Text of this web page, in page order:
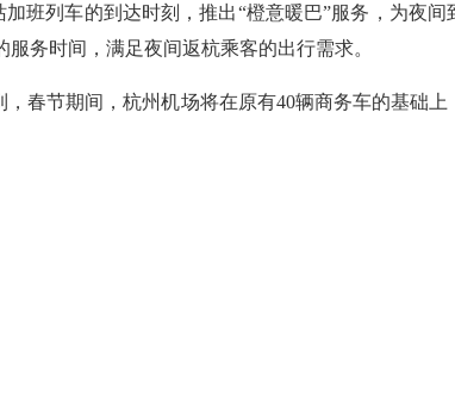
班列车的到达时刻，推出“橙意暖巴”服务，为夜
服务时间，满足夜间返杭乘客的出行需求。
春节期间，杭州机场将在原有40辆商务车的基础